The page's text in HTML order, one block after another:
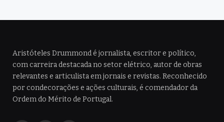
Aristóteles Drummond é jornalista, escritor e político,
com carreira destacada no setor elétrico, autor de obras
relevantes e articulista em jornais e revistas. Reconhecido
por condecorações e ações culturais, é comendador da
Ordem do Mérito de Portugal.